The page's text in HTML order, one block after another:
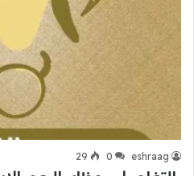
eshraag
0
29